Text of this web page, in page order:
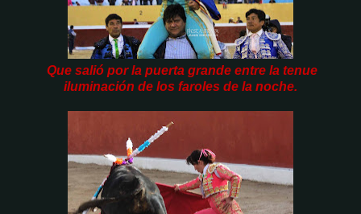
Que salió por la puerta grande entre la tenue
iluminación de los faroles de la noche.